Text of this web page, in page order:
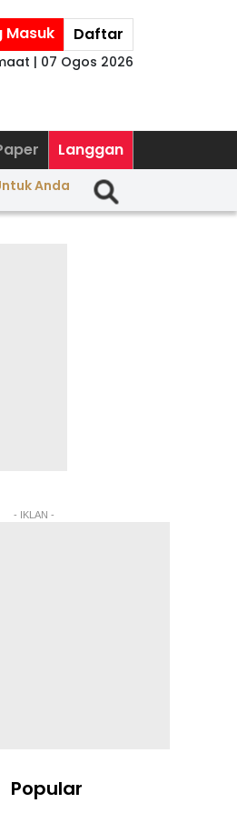
Masuk Daftar
| 07 Ogos 2026
Langgan
Anda
- IKLAN -
Popular